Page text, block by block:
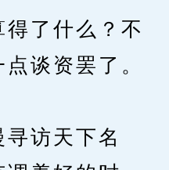
了什么？不
谈资罢了。
访天下名